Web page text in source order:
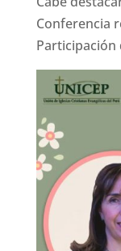
Conferencia
Participación